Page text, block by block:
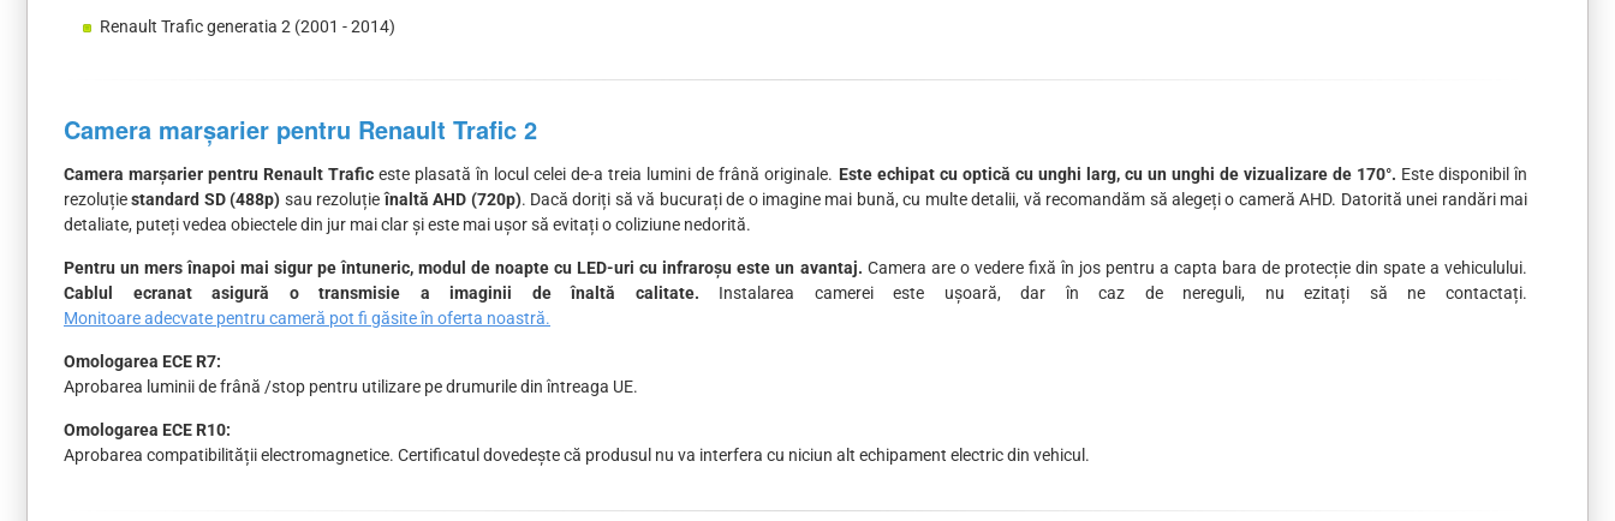
Renault Trafic generatia 2 (2001 - 2014)
Camera marșarier pentru Renault Trafic 2
Camera marșarier pentru Renault Trafic este plasată în locul celei de-a treia lumini de frână originale. Este echipat cu optică cu unghi larg, cu un unghi de vizualizare de 170°. Este disponibil în
rezoluțiestandard SD (488p) sau rezoluțieînaltă AHD (720p). Dacă doriți să vă bucurați de o imagine mai bună, cu multe detalii, vă recomandăm să alegeți o cameră AHD. Datorită unei randări mai
detaliate, puteți vedea obiectele din jur mai clar și este mai ușor să evitați o coliziune nedorită.
Pentru un mers înapoi mai sigur pe întuneric, modul de noapte cu LED-uri cu infraroșu este un avantaj. Camera are o vedere fixă în jos pentru a capta bara de protecție din spate a vehiculului.
Cablul ecranat asigură o transmisie a imaginii de înaltă calitate. Instalarea camerei este ușoară, dar în caz de nereguli, nu ezitați să ne contactați.
Monitoare adecvate pentru cameră pot fi găsite în oferta noastră.
Omologarea ECE R7:
Aprobarea luminii de frână /stop pentru utilizare pe drumurile din întreaga UE.
Omologarea ECE R10:
Aprobarea compatibilității electromagnetice. Certificatul dovedește că produsul nu va interfera cu niciun alt echipament electric din vehicul.